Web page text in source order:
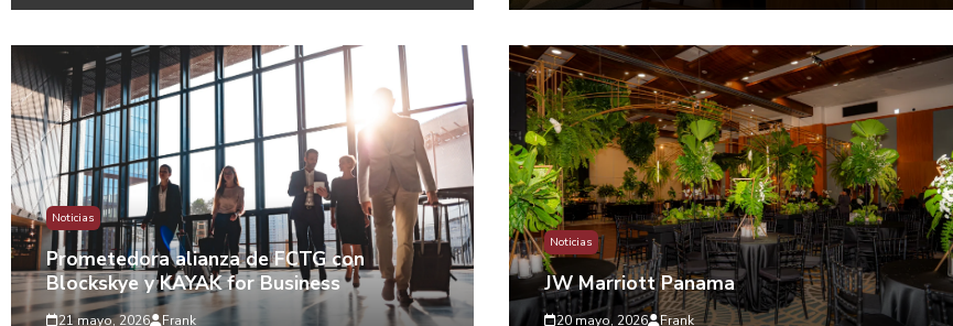
Noticias
Prometedora alianza de FCTG con
Blockskye y KAYAK for Business
21 mayo, 2026 Frank
Noticias
JW Marriott Panama
20 mayo, 2026 Frank